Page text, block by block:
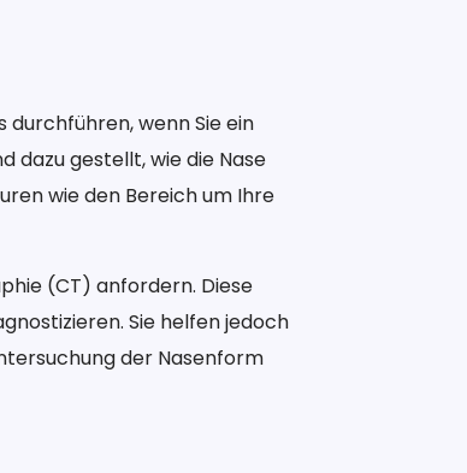
wenn Sie ein
dazu gestellt, wie die Nase
wie den Bereich um Ihre
(CT) anfordern. Diese
Sie helfen jedoch
der Nasenform